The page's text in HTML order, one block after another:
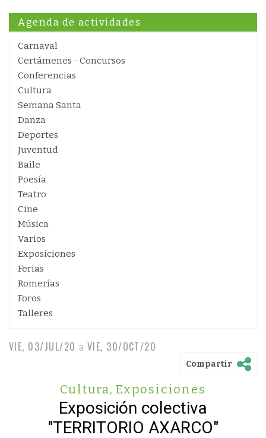
Agenda de actividades
Carnaval
Certámenes - Concursos
Conferencias
Cultura
Semana Santa
Danza
Deportes
Juventud
Baile
Poesía
Teatro
Cine
Música
Varios
Exposiciones
Ferias
Romerías
Foros
Talleres
VIE, 03/JUL/20 a VIE, 30/OCT/20
Compartir
Cultura, Exposiciones
Exposición colectiva
"TERRITORIO AXARCO"